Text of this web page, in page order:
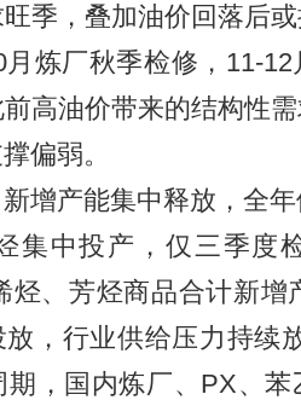
季，叠加油价回落后
炼厂秋季检修，11-
高油价带来的结构性
偏弱。
新增产能集中释放，全
集中投产，仅三季度
烃、芳烃商品合计新增
，行业供给压力持续
期，国内炼厂、PX、